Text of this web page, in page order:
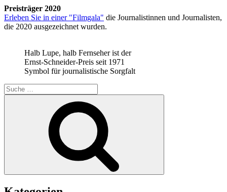
Preisträger 2020
Erleben Sie in einer "Filmgala" die Journalistinnen und Journalisten,
die 2020 ausgezeichnet wurden.
Halb Lupe, halb Fernseher ist der
Ernst-Schneider-Preis seit 1971
Symbol für journalistische Sorgfalt
Suche
nach: